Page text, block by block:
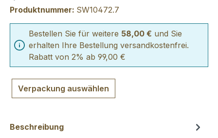
Produktnummer: SW10472.7
Bestellen Sie für weitere 58,00 € und Sie
erhalten Ihre Bestellung versandkostenfrei.
Rabatt von 2% ab 99,00 €
Verpackung auswählen
Beschreibung